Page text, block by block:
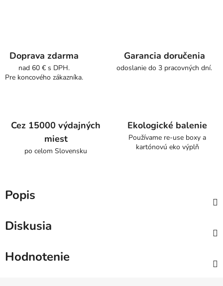
Doprava zdarma
nad 60 € s DPH.
Pre koncového zákazníka.
Garancia doručenia
odoslanie do 3 pracovných dní.
Cez 15000 výdajných
miest
po celom Slovensku
Ekologické balenie
Používame re-use boxy a
kartónovú eko výplň
Popis
Diskusia
Hodnotenie